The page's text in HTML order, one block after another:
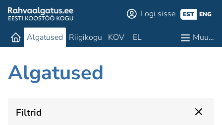
Logi sisse EST ENG
Algatused Riigikogu KOV EL Muu…
Algatused
Filtrid